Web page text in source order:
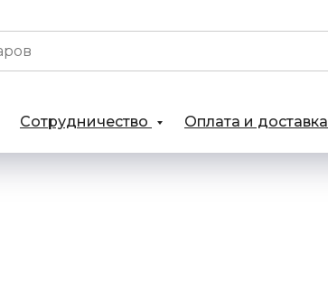
Сотрудничество Оплата и доставка